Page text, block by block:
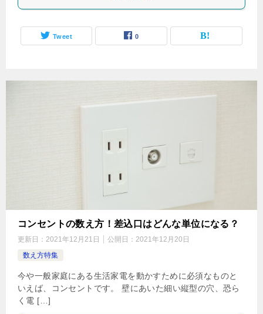
Tweet 0
コンセントの数え方！差込口はどんな単位になる？
更新日： 2021年12月21日 公開日： 2021年12月20日
数え方特集
今や一般家庭にある生活家電を動かすために必須なものと
いえば、コンセントです。 壁にあいた細い縦型の穴、恐ら
く電 […]